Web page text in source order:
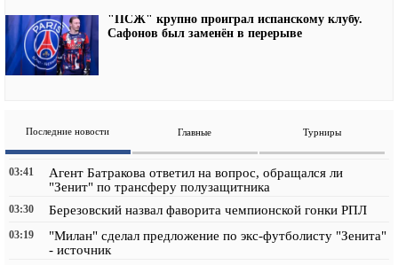
"ПСЖ" крупно проиграл испанскому клубу.
Сафонов был заменён в перерыве
Последние новости Главные Турниры
03:41
Агент Батракова ответил на вопрос, обращался ли
"Зенит" по трансферу полузащитника
03:30 Березовский назвал фаворита чемпионской гонки РПЛ
03:19
"Милан" сделал предложение по экс-футболисту "Зенита"
- источник